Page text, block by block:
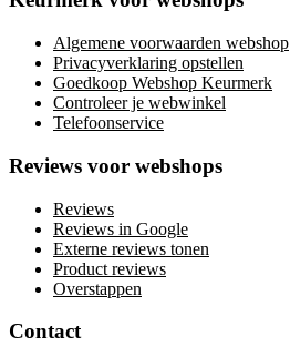
Algemene voorwaarden webshop
Privacyverklaring opstellen
Goedkoop Webshop Keurmerk
Controleer je webwinkel
Telefoonservice
Reviews voor webshops
Reviews
Reviews in Google
Externe reviews tonen
Product reviews
Overstappen
Contact